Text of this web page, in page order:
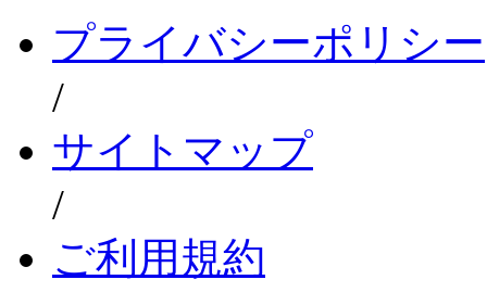
プライバシーポリシー
/
サイトマップ
/
ご利用規約